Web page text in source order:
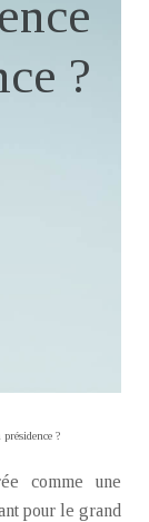
?
?
comme une
pour le grand